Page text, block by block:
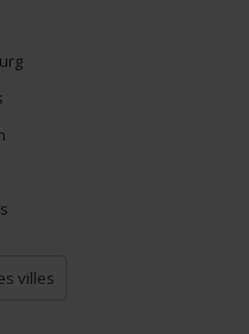
villes